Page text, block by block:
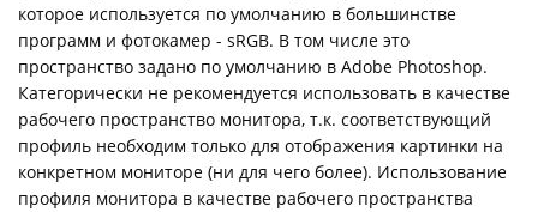
которое используется по умолчанию в большинстве
программ и фотокамер - sRGB. В том числе это
пространство задано по умолчанию в Adobe Photoshop.
Категорически не рекомендуется использовать в качестве
рабочего пространство монитора, т.к. соответствующий
профиль необходим только для отображения картинки на
конкретном мониторе (ни для чего более). Использование
профиля монитора в качестве рабочего пространства